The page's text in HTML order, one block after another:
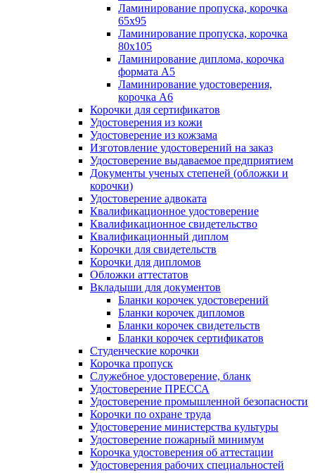
Ламинирование пропуска, корочка
65х95
Ламинирование пропуска, корочка
80х105
Ламинирование диплома, корочка
формата А5
Ламинирование удостоверения,
корочка А6
Корочки для сертификатов
Удостоверения из кожи
Удостоверение из кожзама
Изготовление удостоверений на заказ
Удостоверение выдаваемое предприятием
Документы ученых степеней (обложки и
корочки)
Удостоверение адвоката
Квалификационное удостоверение
Квалификационное свидетельство
Квалификационный диплом
Корочки для свидетельств
Корочки для дипломов
Обложки аттестатов
Вкладыши для документов
Бланки корочек удостоверений
Бланки корочек дипломов
Бланки корочек свидетельств
Бланки корочек сертификатов
Студенческие корочки
Корочка пропуск
Служебное удостоверение, бланк
Удостоверение ПРЕССА
Удостоверение промышленной безопасности
Корочки по охране труда
Удостоверение министерства культуры
Удостоверение пожарный минимум
Корочка удостоверения об аттестации
Удостоверения рабочих специальностей